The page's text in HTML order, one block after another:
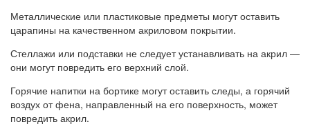
Металлические или пластиковые предметы могут оставить
царапины на качественном акриловом покрытии.
Стеллажи или подставки не следует устанавливать на акрил —
они могут повредить его верхний слой.
Горячие напитки на бортике могут оставить следы, а горячий
воздух от фена, направленный на его поверхность, может
повредить акрил.